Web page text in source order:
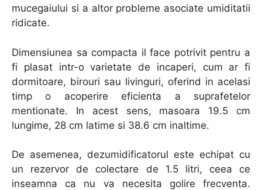
mucegaiului si a altor probleme asociate umiditatii
ridicate.
Dimensiunea sa compacta il face potrivit pentru a
fi plasat intr-o varietate de incaperi, cum ar fi
dormitoare, birouri sau livinguri, oferind in acelasi
timp o acoperire eficienta a suprafetelor
mentionate. In acest sens, masoara 19.5 cm
lungime, 28 cm latime si 38.6 cm inaltime.
De asemenea, dezumidificatorul este echipat cu
un rezervor de colectare de 1.5 litri, ceea ce
inseamna ca nu va necesita golire frecventa.